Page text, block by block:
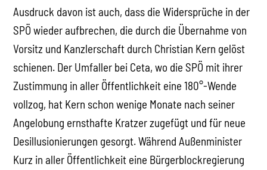
Ausdruck davon ist auch, dass die Widersprüche in der
SPÖ wieder aufbrechen, die durch die Übernahme von
Vorsitz und Kanzlerschaft durch Christian Kern gelöst
schienen. Der Umfaller bei Ceta, wo die SPÖ mit ihrer
Zustimmung in aller Öffentlichkeit eine 180°-Wende
vollzog, hat Kern schon wenige Monate nach seiner
Angelobung ernsthafte Kratzer zugefügt und für neue
Desillusionierungen gesorgt. Während Außenminister
Kurz in aller Öffentlichkeit eine Bürgerblockregierung